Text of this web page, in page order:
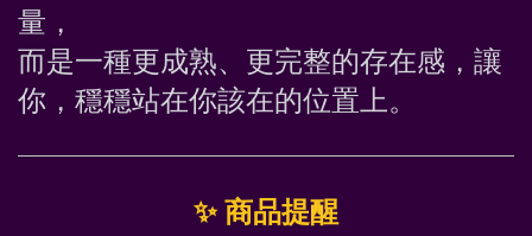
量，
而是一種更成熟、更完整的存在感，讓
你，穩穩站在你該在的位置上。
✨ 商品提醒